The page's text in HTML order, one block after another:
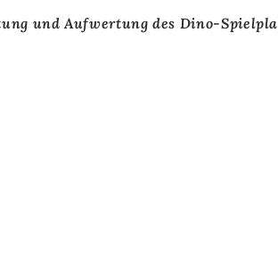
und Aufwertung des Dino-